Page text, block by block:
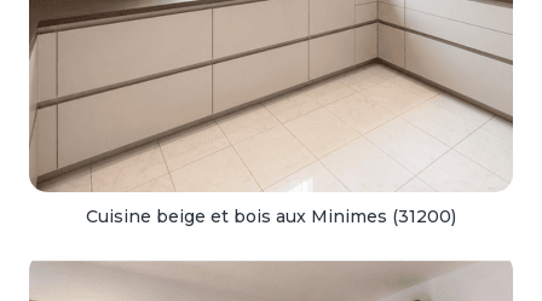
Cuisine beige et bois aux Minimes (31200)